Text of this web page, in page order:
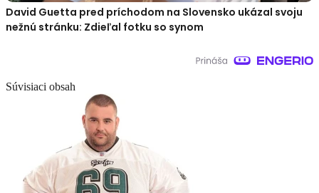
David Guetta pred príchodom na Slovensko ukázal svoju
nežnú stránku: Zdieľal fotku so synom
Súvisiaci obsah